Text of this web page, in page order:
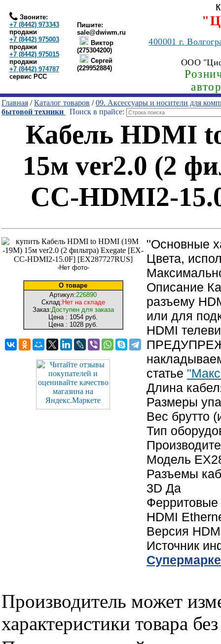
Звоните:
+7 (8442) 973343
продажи
+7 (8442) 975003
продажи
+7 (8442) 975015
продажи
+7 (8442) 974787
сервис РСС
Пишите:
sale@dwiwm.ru
Виктор
(275304200)
Сергей
(229952884)
400001г.
ООО
Главная /Каталог товаров /09. Аксессуары и носители для
бытовой техники
Поиск в прайсе:
Кабель HDMI
15м ver2.0 (2
CC-HDMI2-
-Нет фото-
О товаре
Артикул:226890
Склад: Нет на складе
Заказ:Доступен для заказа
Цена : 1054 руб.
Цена : 1028 руб.
"Основные
Цвета,
Описание
разъему
или для
HDMI
статье
Длина
Размеры
Вес брутто
Тип
Модель
Разъемы
3D Да
HDMI
Версия
Источник
Производитель может
характеристики товара